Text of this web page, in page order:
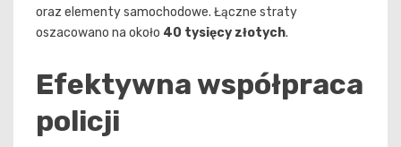
oraz elementy samochodowe. Łączne straty
oszacowano na około 40 tysięcy złotych.
Efektywna współpraca
policji